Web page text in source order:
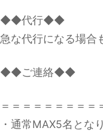
◆◆代行◆◆
急な代行になる場合
◆◆ご連絡◆◆
＝＝＝＝＝＝＝＝＝
・通常MAX5名とな